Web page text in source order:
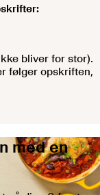
bliver for stor).
følger opskriften,
med en